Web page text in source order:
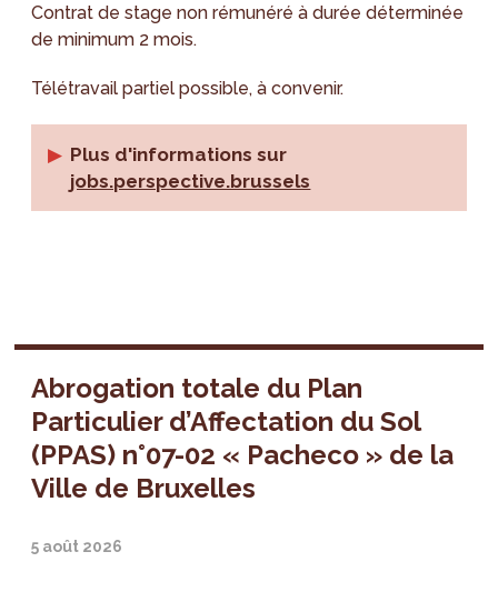
Contrat de stage non rémunéré à durée déterminée
de minimum 2 mois.
Télétravail partiel possible, à convenir.
Plus d'informations sur
jobs.perspective.brussels
Abrogation totale du Plan
Particulier d’Affectation du Sol
(PPAS) n°07-02 « Pacheco » de la
Ville de Bruxelles
5 août 2026